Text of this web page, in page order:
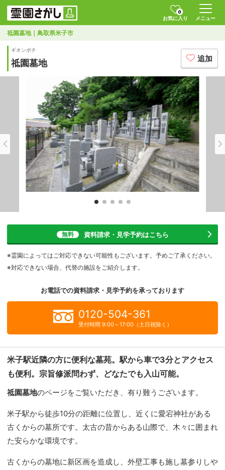
0
お気に入り
メニュー
祗園墓地｜鳥取県米子市
ギオンボチ
祗園墓地 追加
無料 資料請求・見学予約はこちら
※霊園によってはご対応できない可能性もございます。予めご了承ください。
※対応できない場合、代替の施設をご紹介します。
お電話での資料請求・見学予約を承っております
0120-504-361
受付時間 9:00～17:00（土日祝除く）
米子駅近隣の方に便利な墓苑。駅から車で3分とアクセス
も便利。宗旨修派問わず、どなたでも入山可能。
祗園墓地のページをご覧いただき、有り難うございます。
米子駅から徒歩10分の距離に位置し、近くに愛宕神社がある
古くからの墓所です。太古の昔からある山際で、木々に囲まれ
た安らかな環境です。
古くからの墓地に新区画を造成し、外壁工事も施し墓参りしや